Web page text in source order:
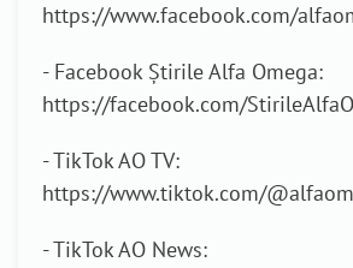
https://www.facebook.com/
- Facebook Știrile Alfa Omega:
https://facebook.com/
- TikTok AO TV:
https://www.tiktok.com/
- TikTok AO News: